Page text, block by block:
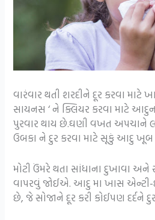
વારંવાર થતી શરદીને દૂર કરવા માટે
સાયનસ ‘ ને ક્લિયર કરવા માટે
પુરવાર થાય છે.ઘણી વખત અપચાને
ઉબકા ને દુર કરવા માટે સૂકું આદુ ખૂબ
મોટી ઉંમરે થતા સાંધાના દુખાવા
વાપરવું જોઈએ. આદુ મા ખાસ એન્ટી-
છે, જે સોજાને દૂર કરી કોઈપણ દર્દને